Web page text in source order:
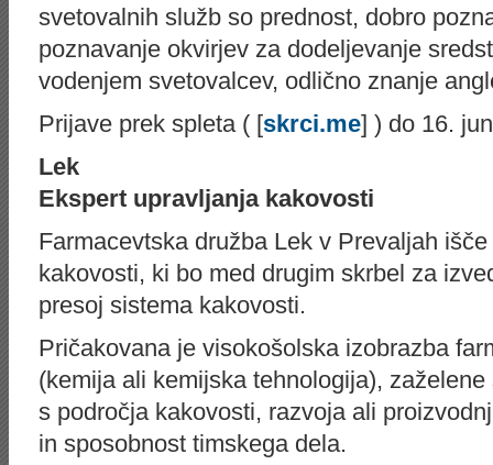
svetovalnih služb so prednost, dobro
poznavanje okvirjev za dodeljevanje
vodenjem svetovalcev, odlično znanje
Prijave prek spleta ( [skrci.me] ) do 16.
Lek
Ekspert upravljanja kakovosti
Farmacevtska družba Lek v Prevaljah
kakovosti, ki bo med drugim skrbel za
presoj sistema kakovosti.
Pričakovana je visokošolska izobrazba
(kemija ali kemijska tehnologija),
s področja kakovosti, razvoja ali
in sposobnost timskega dela.